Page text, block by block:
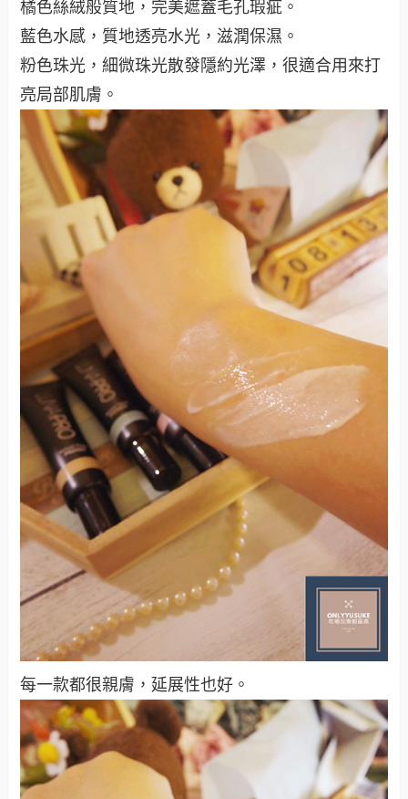
橘色絲絨般質地，完美遮蓋毛孔瑕疵。
藍色水感，質地透亮水光，滋潤保濕。
粉色珠光，細微珠光散發隱約光澤，很適合用來打
亮局部肌膚。
每一款都很親膚，延展性也好。